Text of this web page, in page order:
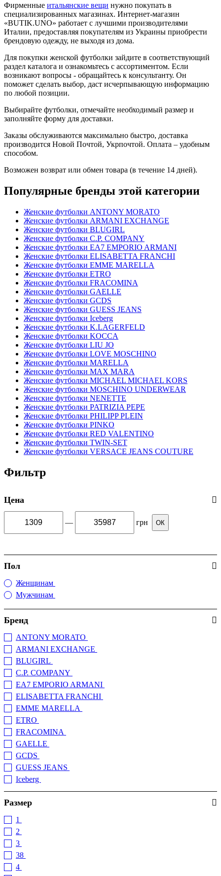
Фирменные итальянские вещи нужно покупать в
специализированных магазинах. Интернет-магазин
«BUTIK.UNO» работает с лучшими производителями
Италии, предоставляя покупателям из Украины приобрести
брендовую одежду, не выходя из дома.
Для покупки женской футболки зайдите в соответствующий
раздел каталога и ознакомьтесь с ассортиментом. Если
возникают вопросы - обращайтесь к консультанту. Он
поможет сделать выбор, даст исчерпывающую информацию
по любой позиции.
Выбирайте футболки, отмечайте необходимый размер и
заполняйте форму для доставки.
Заказы обслуживаются максимально быстро, доставка
производится Новой Почтой, Укрпочтой. Оплата – удобным
способом.
Возможен возврат или обмен товара (в течение 14 дней).
Популярные бренды этой категории
Женские футболки ANTONY MORATO
Женские футболки ARMANI EXCHANGE
Женские футболки BLUGIRL
Женские футболки C.P. COMPANY
Женские футболки EA7 EMPORIO ARMANI
Женские футболки ELISABETTA FRANCHI
Женские футболки EMME MARELLA
Женские футболки ETRO
Женские футболки FRACOMINA
Женские футболки GAELLE
Женские футболки GCDS
Женские футболки GUESS JEANS
Женские футболки Iceberg
Женские футболки K.LAGERFELD
Женские футболки KOCCA
Женские футболки LIU JO
Женские футболки LOVE MOSCHINO
Женские футболки MARELLA
Женские футболки MAX MARA
Женские футболки MICHAEL MICHAEL KORS
Женские футболки MOSCHINO UNDERWEAR
Женские футболки NENETTE
Женские футболки PATRIZIA PEPE
Женские футболки PHILIPP PLEIN
Женские футболки PINKO
Женские футболки RED VALENTINO
Женские футболки TWIN-SET
Женские футболки VERSACE JEANS COUTURE
Фильтр
Цена
— грн ОК
Пол
Женщинам
Мужчинам
Бренд
ANTONY MORATO
ARMANI EXCHANGE
BLUGIRL
C.P. COMPANY
EA7 EMPORIO ARMANI
ELISABETTA FRANCHI
EMME MARELLA
ETRO
FRACOMINA
GAELLE
GCDS
GUESS JEANS
Iceberg
K.LAGERFELD(6)
KOCCA
Размер
1
2
3
38
4